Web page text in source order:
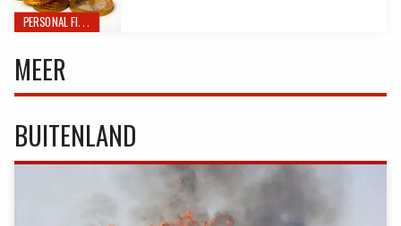
PERSONAL FINANCE
MEER
BUITENLAND